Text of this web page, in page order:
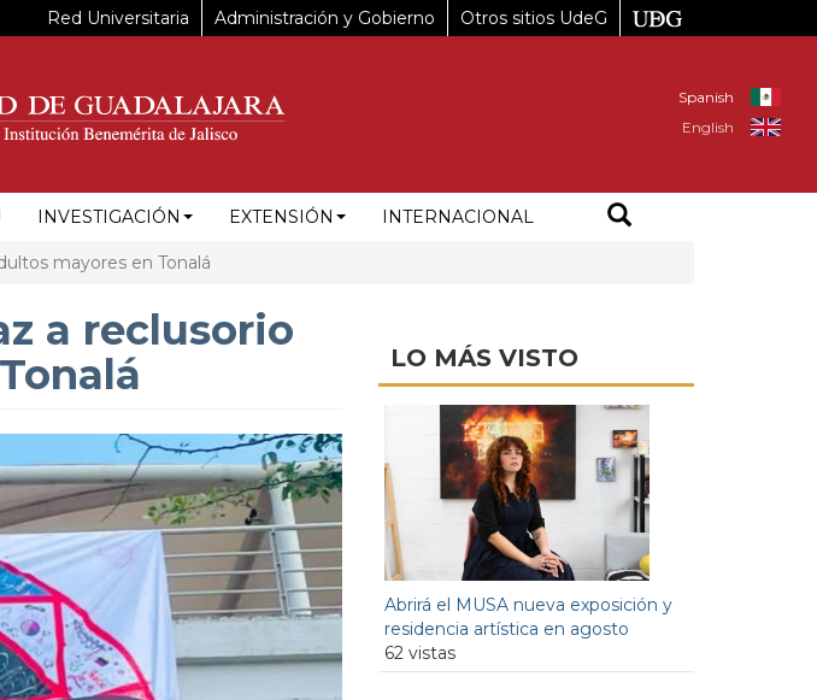
Red Universitaria Administración y Gobierno Otros sitios UdeG
Spanish
English
INVESTIGACIÓN EXTENSIÓN INTERNACIONAL
mayores en Tonalá
a reclusorio
LO MÁS VISTO
Abrirá el MUSA nueva exposición y
residencia artística en agosto
62 vistas